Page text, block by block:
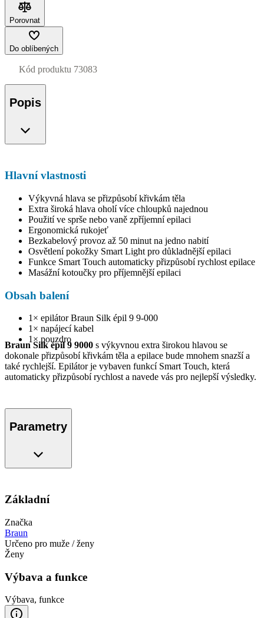
Porovnat
Do oblíbených
Kód produktu 73083
Popis
Hlavní vlastnosti
Výkyvná hlava se přizpůsobí křivkám těla
Extra široká hlava oholí více chloupků najednou
Použití ve sprše nebo vaně zpříjemní epilaci
Ergonomická rukojeť
Bezkabelový provoz až 50 minut na jedno nabití
Osvětlení pokožky Smart Light pro důkladnější epilaci
Funkce Smart Touch automaticky přizpůsobí rychlost epilace
Masážní kotoučky pro příjemnější epilaci
Obsah balení
1× epilátor Braun Silk épil 9 9-000
1× napájecí kabel
1× pouzdro
Braun Silk épil 9 9000 s výkyvnou extra širokou hlavou se
dokonale přizpůsobí křivkám těla a epilace bude mnohem snazší a
také rychlejší. Epilátor je vybaven funkcí Smart Touch, která
automaticky přizpůsobí rychlost a navede vás pro nejlepší výsledky.
Parametry
Základní
Značka
Braun
Určeno pro muže / ženy
Ženy
Výbava a funkce
Výbava, funkce